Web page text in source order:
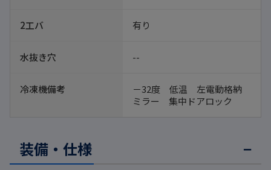
2工バ 有り
水抜き穴 --
冷凍機備考
－32度　低温　左電動格納
ミラー　集中ドアロック
装備・仕様